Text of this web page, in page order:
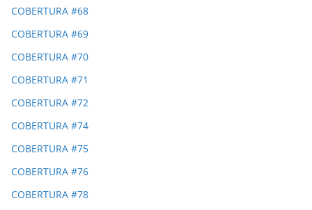
COBERTURA #68
COBERTURA #69
COBERTURA #70
COBERTURA #71
COBERTURA #72
COBERTURA #74
COBERTURA #75
COBERTURA #76
COBERTURA #78